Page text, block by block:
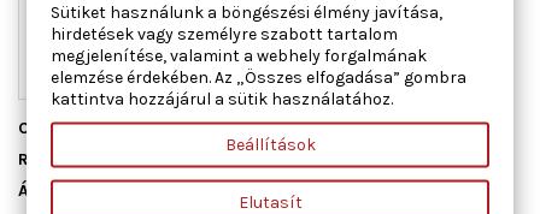
Cikkszám01.3072
Raktáron
Állapot
Sütiket használunk a böngészési élmény javítása,
hirdetések vagy személyre szabott tartalom
megjelenítése, valamint a webhely forgalmának
elemzése érdekében. Az „Összes elfogadása” gombra
kattintva hozzájárul a sütik használatához.
Beállítások
Elutasít